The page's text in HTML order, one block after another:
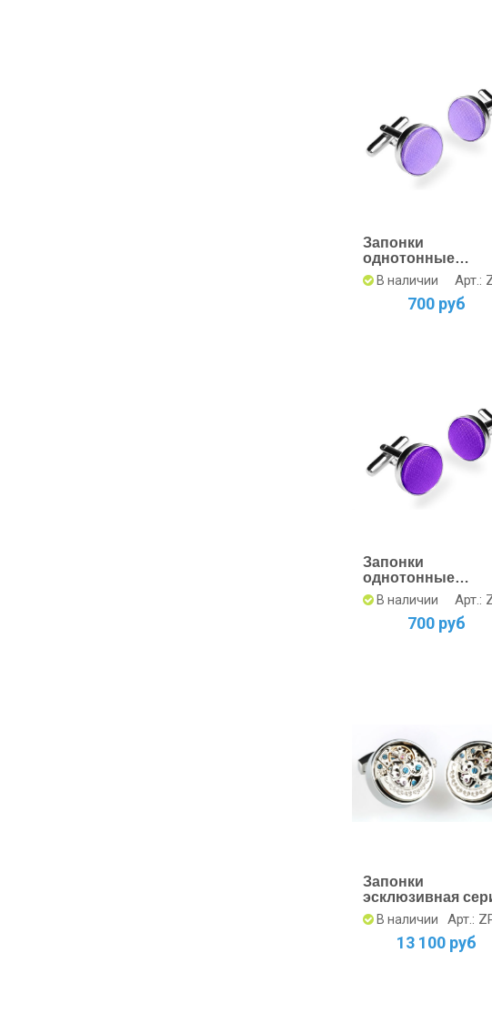
Запонки
однотонные
лиловые
В наличии Арт.:
700 руб
Запонки
однотонные
фиолетовые -
купить онлайн
В наличии Арт.:
700 руб
Запонки
эсклюзивная
с часовым
механизмом
стальные
В наличии Арт.:
13 100 руб